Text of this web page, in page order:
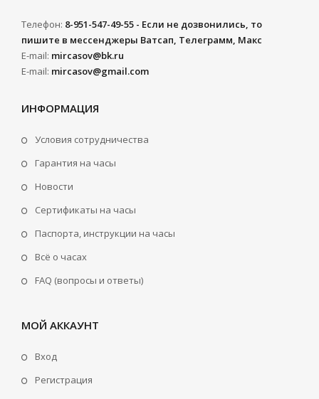
Телефон: 8-951-547-49-55 - Если не дозвонились, то
пишите в мессенджеры Ватсап, Телеграмм, Макс
E-mail: mircasov@bk.ru
E-mail: mircasov@gmail.com
ИНФОРМАЦИЯ
Условия сотрудничества
Гарантия на часы
Новости
Сертификаты на часы
Паспорта, инструкции на часы
Всё о часах
FAQ (вопросы и ответы)
МОЙ АККАУНТ
Вход
Регистрация